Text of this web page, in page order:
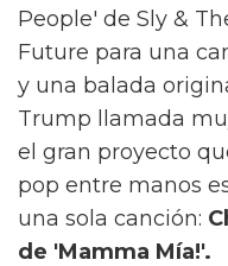
People' de Sly &
Future para una
y una balada
Trump llamada
el gran proyecto
pop entre manos
una sola canción:
de 'Mamma Mía!'.